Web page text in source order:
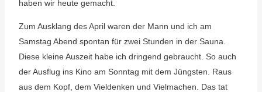
haben wir heute gemacht.
Zum Ausklang des April waren der Mann und ich am
Samstag Abend spontan für zwei Stunden in der Sauna.
Diese kleine Auszeit habe ich dringend gebraucht. So auch
der Ausflug ins Kino am Sonntag mit dem Jüngsten. Raus
aus dem Kopf, dem Vieldenken und Vielmachen. Das tat